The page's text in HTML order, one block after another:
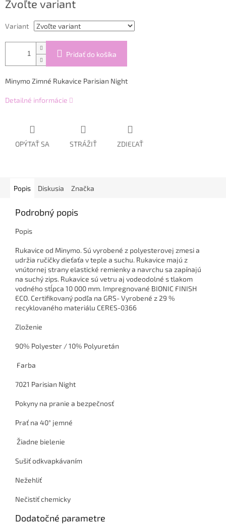
Zvoľte variant
Variant
Pridať do košíka
Minymo Zimné Rukavice Parisian Night
Detailné informácie
OPÝTAŤ SA STRÁŽIŤ ZDIEĽAŤ
Popis Diskusia Značka
Podrobný popis
Popis
Rukavice od Minymo. Sú vyrobené z polyesterovej zmesi a
udržia ručičky dieťaťa v teple a suchu. Rukavice majú z
vnútornej strany elastické remienky a navrchu sa zapínajú
na suchý zips. Rukavice sú vetru aj vodeodolné s tlakom
vodného stĺpca 10 000 mm. Impregnované BIONIC FINISH
ECO. Certifikovaný podľa na GRS- Vyrobené z 29 %
recyklovaného materiálu CERES-0366
Zloženie
90% Polyester / 10% Polyuretán
Farba
7021 Parisian Night
Pokyny na pranie a bezpečnosť
Prať na 40° jemné
Žiadne bielenie
Sušiť odkvapkávaním
Nežehliť
Nečistiť chemicky
Dodatočné parametre